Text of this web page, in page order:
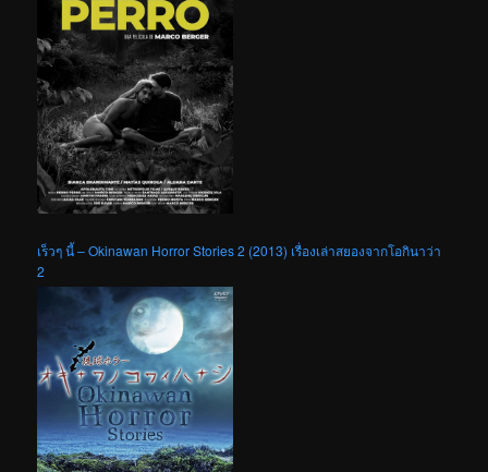
เร็วๆ นี้ – Okinawan Horror Stories 2 (2013) เรื่องเล่าสยองจากโอกินาว่า
2